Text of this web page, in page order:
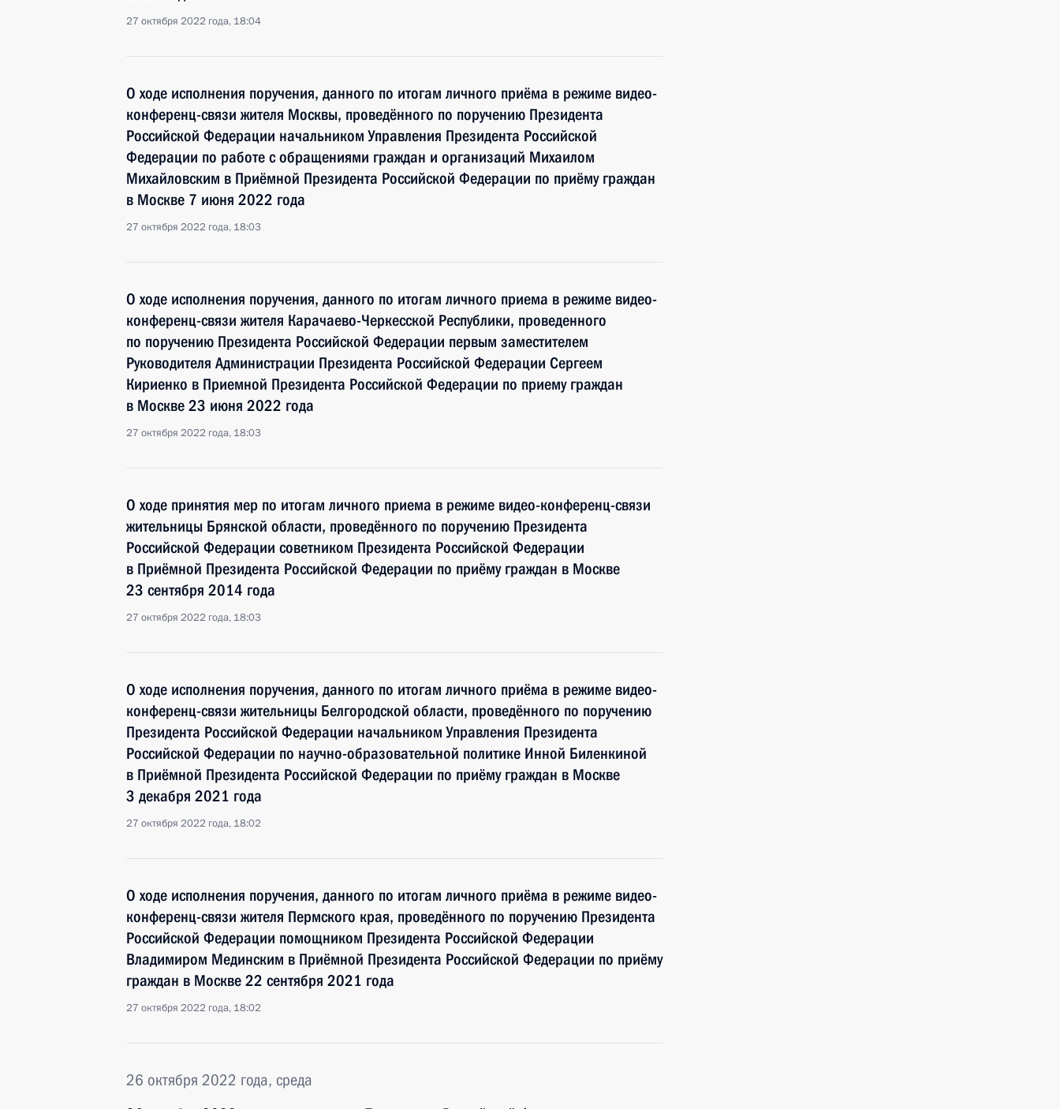
27 октября 2022 года, 18:04
О ходе исполнения поручения, данного по итогам личного приёма в режиме видео-
конференц-связи жителя Москвы, проведённого по поручению Президента
Российской Федерации начальником Управления Президента Российской
Федерации по работе с обращениями граждан и организаций Михаилом
Михайловским в Приёмной Президента Российской Федерации по приёму граждан
в Москве 7 июня 2022 года
27 октября 2022 года, 18:03
О ходе исполнения поручения, данного по итогам личного приема в режиме видео-
конференц-связи жителя Карачаево-Черкесской Республики, проведенного
по поручению Президента Российской Федерации первым заместителем
Руководителя Администрации Президента Российской Федерации Сергеем
Кириенко в Приемной Президента Российской Федерации по приему граждан
в Москве 23 июня 2022 года
27 октября 2022 года, 18:03
О ходе принятия мер по итогам личного приема в режиме видео-конференц-связи
жительницы Брянской области, проведённого по поручению Президента
Российской Федерации советником Президента Российской Федерации
в Приёмной Президента Российской Федерации по приёму граждан в Москве
23 сентября 2014 года
27 октября 2022 года, 18:03
О ходе исполнения поручения, данного по итогам личного приёма в режиме видео-
конференц-связи жительницы Белгородской области, проведённого по поручению
Президента Российской Федерации начальником Управления Президента
Российской Федерации по научно-образовательной политике Инной Биленкиной
в Приёмной Президента Российской Федерации по приёму граждан в Москве
3 декабря 2021 года
27 октября 2022 года, 18:02
О ходе исполнения поручения, данного по итогам личного приёма в режиме видео-
конференц-связи жителя Пермского края, проведённого по поручению Президента
Российской Федерации помощником Президента Российской Федерации
Владимиром Мединским в Приёмной Президента Российской Федерации по приёму
граждан в Москве 22 сентября 2021 года
27 октября 2022 года, 18:02
26 октября 2022 года, среда